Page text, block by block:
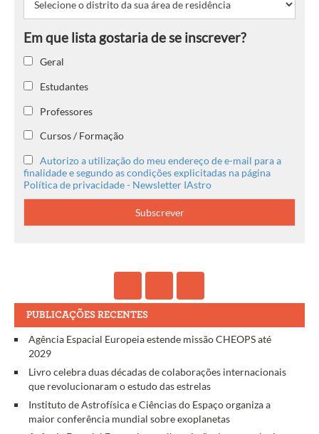
Geral
Estudantes
Professores
Cursos / Formação
Autorizo a utilização do meu endereço de e-mail para a
finalidade e segundo as condições explicitadas na página
Política de privacidade - Newsletter IAstro
PUBLICAÇÕES RECENTES
Agência Espacial Europeia estende missão CHEOPS até
2029
Livro celebra duas décadas de colaborações internacionais
que revolucionaram o estudo das estrelas
Instituto de Astrofísica e Ciências do Espaço organiza a
maior conferência mundial sobre exoplanetas